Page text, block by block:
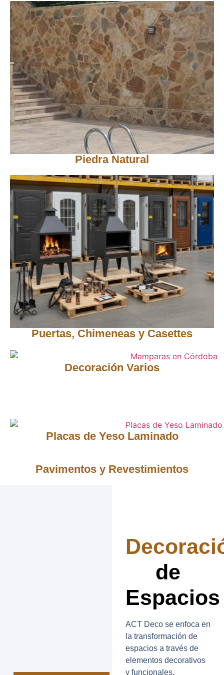
Piedra Natural
Puertas, Chimeneas y Casettes
Decoración Varios
Placas de Yeso Laminado
Pavimentos y Revestimientos
de
Espacios
ACT Deco se enfoca en
la transformación de
espacios a través de
elementos decorativos
y funcionales.